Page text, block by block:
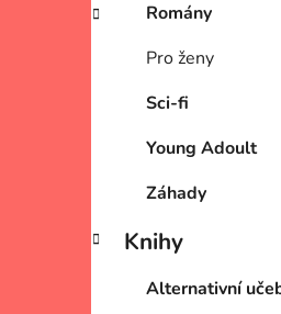
Romány
Pro ženy
Sci-fi
Young Adoult
Záhady
Knihy
Alternativní